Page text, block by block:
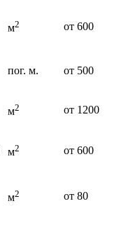
м2 от 600
пог. м. от 500
м2 от 1200
м2 от 600
м2 от 80